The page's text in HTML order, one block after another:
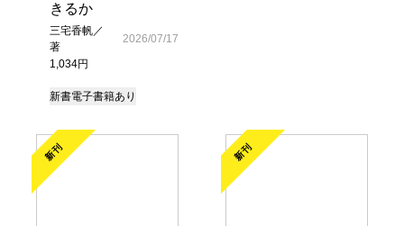
きるか
三宅香帆／
著
1,034円
2026/07/17
新書電子書籍あり
新刊 新刊